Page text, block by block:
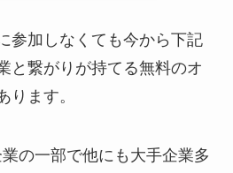
参加しなくても今から下記
と繋がりが持てる無料のオ
ります。
の一部で他にも大手企業多